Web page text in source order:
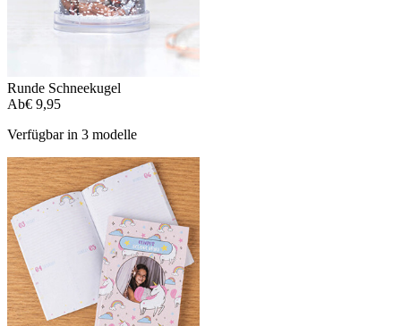
Runde Schneekugel
Ab€ 9,95
Verfügbar in 3 modelle